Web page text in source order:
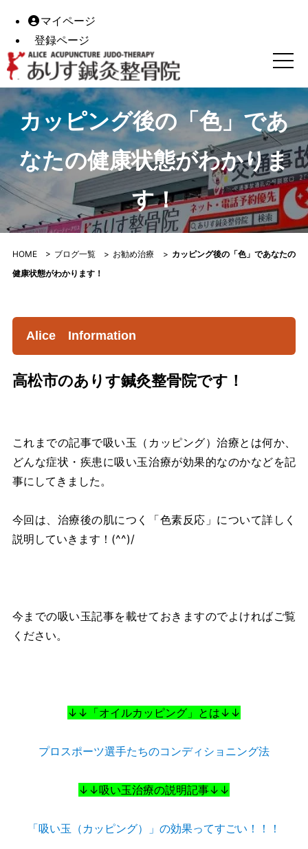
マイページ
登録ページ
カッピング後の「色」であなたの健康状態がわかります！
カッピング後の「色」であ
なたの健康状態がわかりま
す！
HOME> ブログ一覧 > お勧め治療 > カッピング後の「色」であなたの
健康状態がわかります！
Alice Information
高松市のありす鍼灸整骨院です！
これまでの記事で吸い玉（カッピング）治療とは何か、
どんな症状・疾患に吸い玉治療が効果的なのかなどを記
事にしてきました。
今回は、治療後の肌につく「色素反応」について詳しく
説明していきます！(^^)/
今までの吸い玉記事を載せておきますのでよければご覧
ください。
↓↓「オイルカッピング」とは↓↓
プロスポーツ選手たちのコンディショニング法
↓↓吸い玉治療の説明記事↓↓
「吸い玉（カッピング）」の効果ってすごい！！！